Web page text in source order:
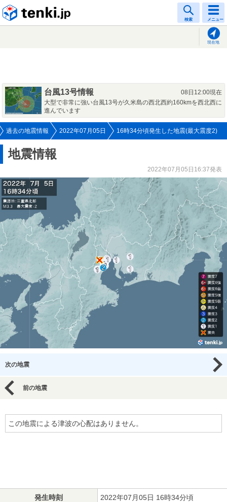
検索 メニュー
現在地
台風13号情報
08日12:00現在
大型で非常に強い台風13号が久米島の西北西約160kmを西北西に
進んでいます
過去の地震情報 2022年07月05日 16時34分頃発生した地震(最大震度2)
地震情報
2022年07月05日16:37発表
次の地震
前の地震
この地震による津波の心配はありません。
発生時刻 2022年07月05日 16時34分頃